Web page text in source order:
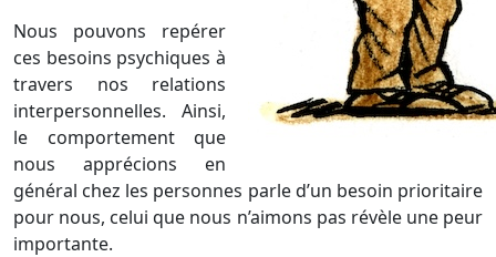
Nous pouvons repérer
ces besoins psychiques à
travers nos relations
interpersonnelles. Ainsi,
le comportement que
nous apprécions en
général chez les personnes parle d’un besoin prioritaire
pour nous, celui que nous n’aimons pas révèle une peur
importante.